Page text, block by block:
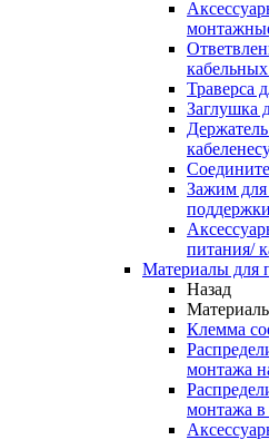
Траверса
Заглушка
Зажим
питания/
Материалы для
Назад
Клемма
монтажа
монтажа в